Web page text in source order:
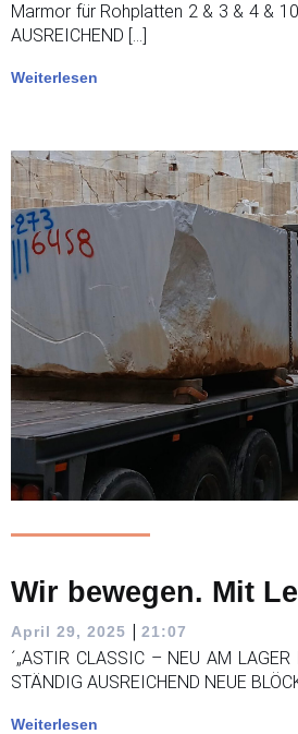
Marmor für Rohplatten 2 & 3 & 4 &
AUSREICHEND […]
Weiterlesen
Wir bewegen. Mit
April 29, 2025 | 21:07
´„ASTIR CLASSIC – NEU AM
STÄNDIG AUSREICHEND NEUE
Weiterlesen